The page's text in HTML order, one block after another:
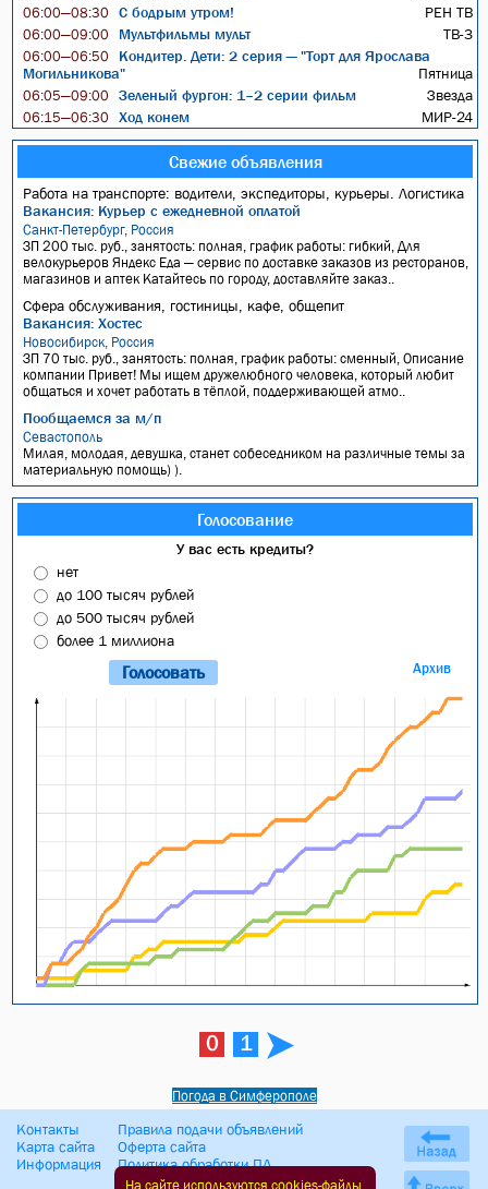
06:00—08:30 С бодрым утром! РЕН ТВ
06:00—09:00 Мультфильмы мульт ТВ-3
06:00—06:50
Кондитер. Дети: 2 серия — "Торт для Ярослава
Могильникова"
Пятница
06:05—09:00 Зеленый фургон: 1–2 серии фильм Звезда
06:15—06:30 Ход конем МИР-24
Свежие объявления
Работа на транспорте: водители, экспедиторы, курьеры. Логистика
Вакансия: Курьер с ежедневной оплатой
Санкт-Петербург, Россия
ЗП 200 тыс. руб., занятость: полная, график работы: гибкий, Для
велокурьеров Яндекс Еда — сервис по доставке заказов из ресторанов,
магазинов и аптек Катайтесь по городу, доставляйте заказ..
Сфера обслуживания, гостиницы, кафе, общепит
Вакансия: Хостес
Новосибирск, Россия
ЗП 70 тыс. руб., занятость: полная, график работы: сменный, Описание
компании Привет! Мы ищем дружелюбного человека, который любит
общаться и хочет работать в тёплой, поддерживающей атмо..
Пообщаемся за м/п
Севастополь
Милая, молодая, девушка, станет собеседником на различные темы за
материальную помощь) ).
Голосование
У вас есть кредиты?
нет
до 100 тысяч рублей
до 500 тысяч рублей
более 1 миллиона
Архив
0 1
Погода в Симферополе
Контакты
Карта сайта
Информация
Правила подачи объявлений
Оферта сайта
Политика обработки ПД
На сайте используются cookies-файлы.